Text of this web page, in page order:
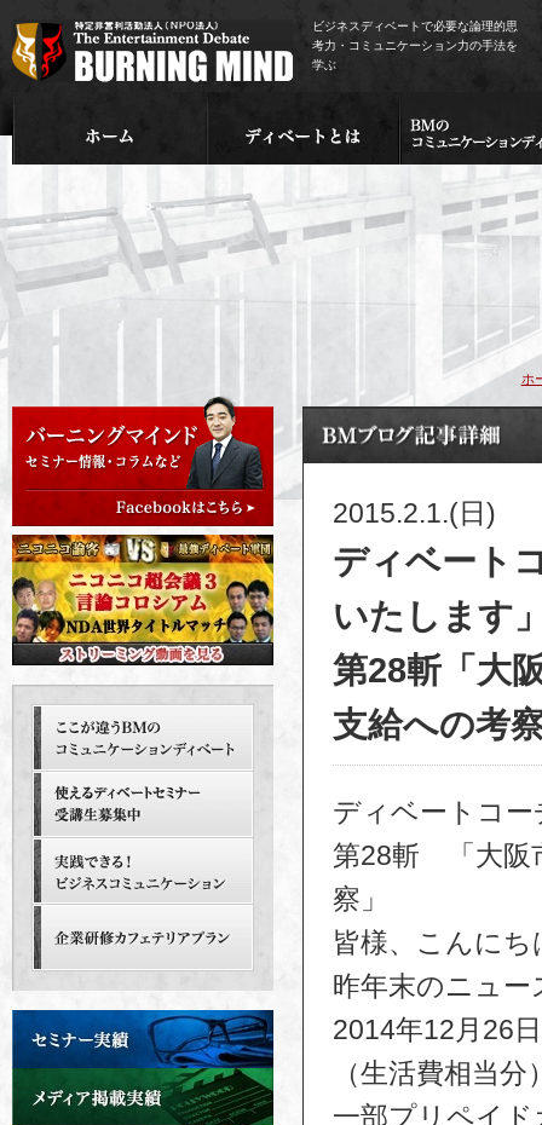
ビジネスディベートで必要な論理的思
考力・コミュニケーション力の手法を
学ぶ
ホ
2015.2.1.(日)
ディベート
いたします
第28斬「大
支給への考
ディベートコ
第28斬 「大阪
察」
皆様、こんにち
昨年末のニュ
2014年12月26
（生活費相当分
一部プリペイ